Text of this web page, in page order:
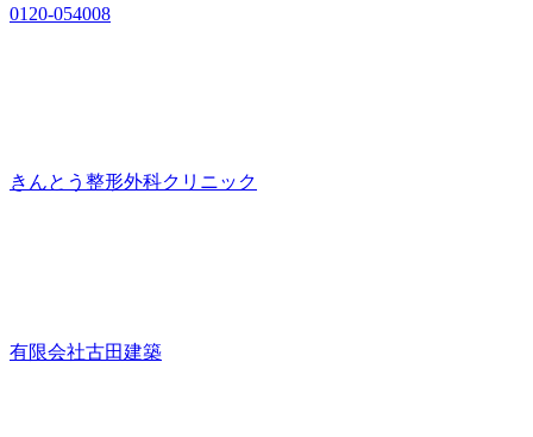
0120-054008
きんとう整形外科クリニック
有限会社古田建築